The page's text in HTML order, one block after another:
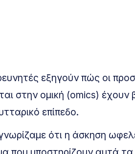
εξηγούν πώς οι
στην ομική (omics)
επίπεδο.
ότι η άσκηση